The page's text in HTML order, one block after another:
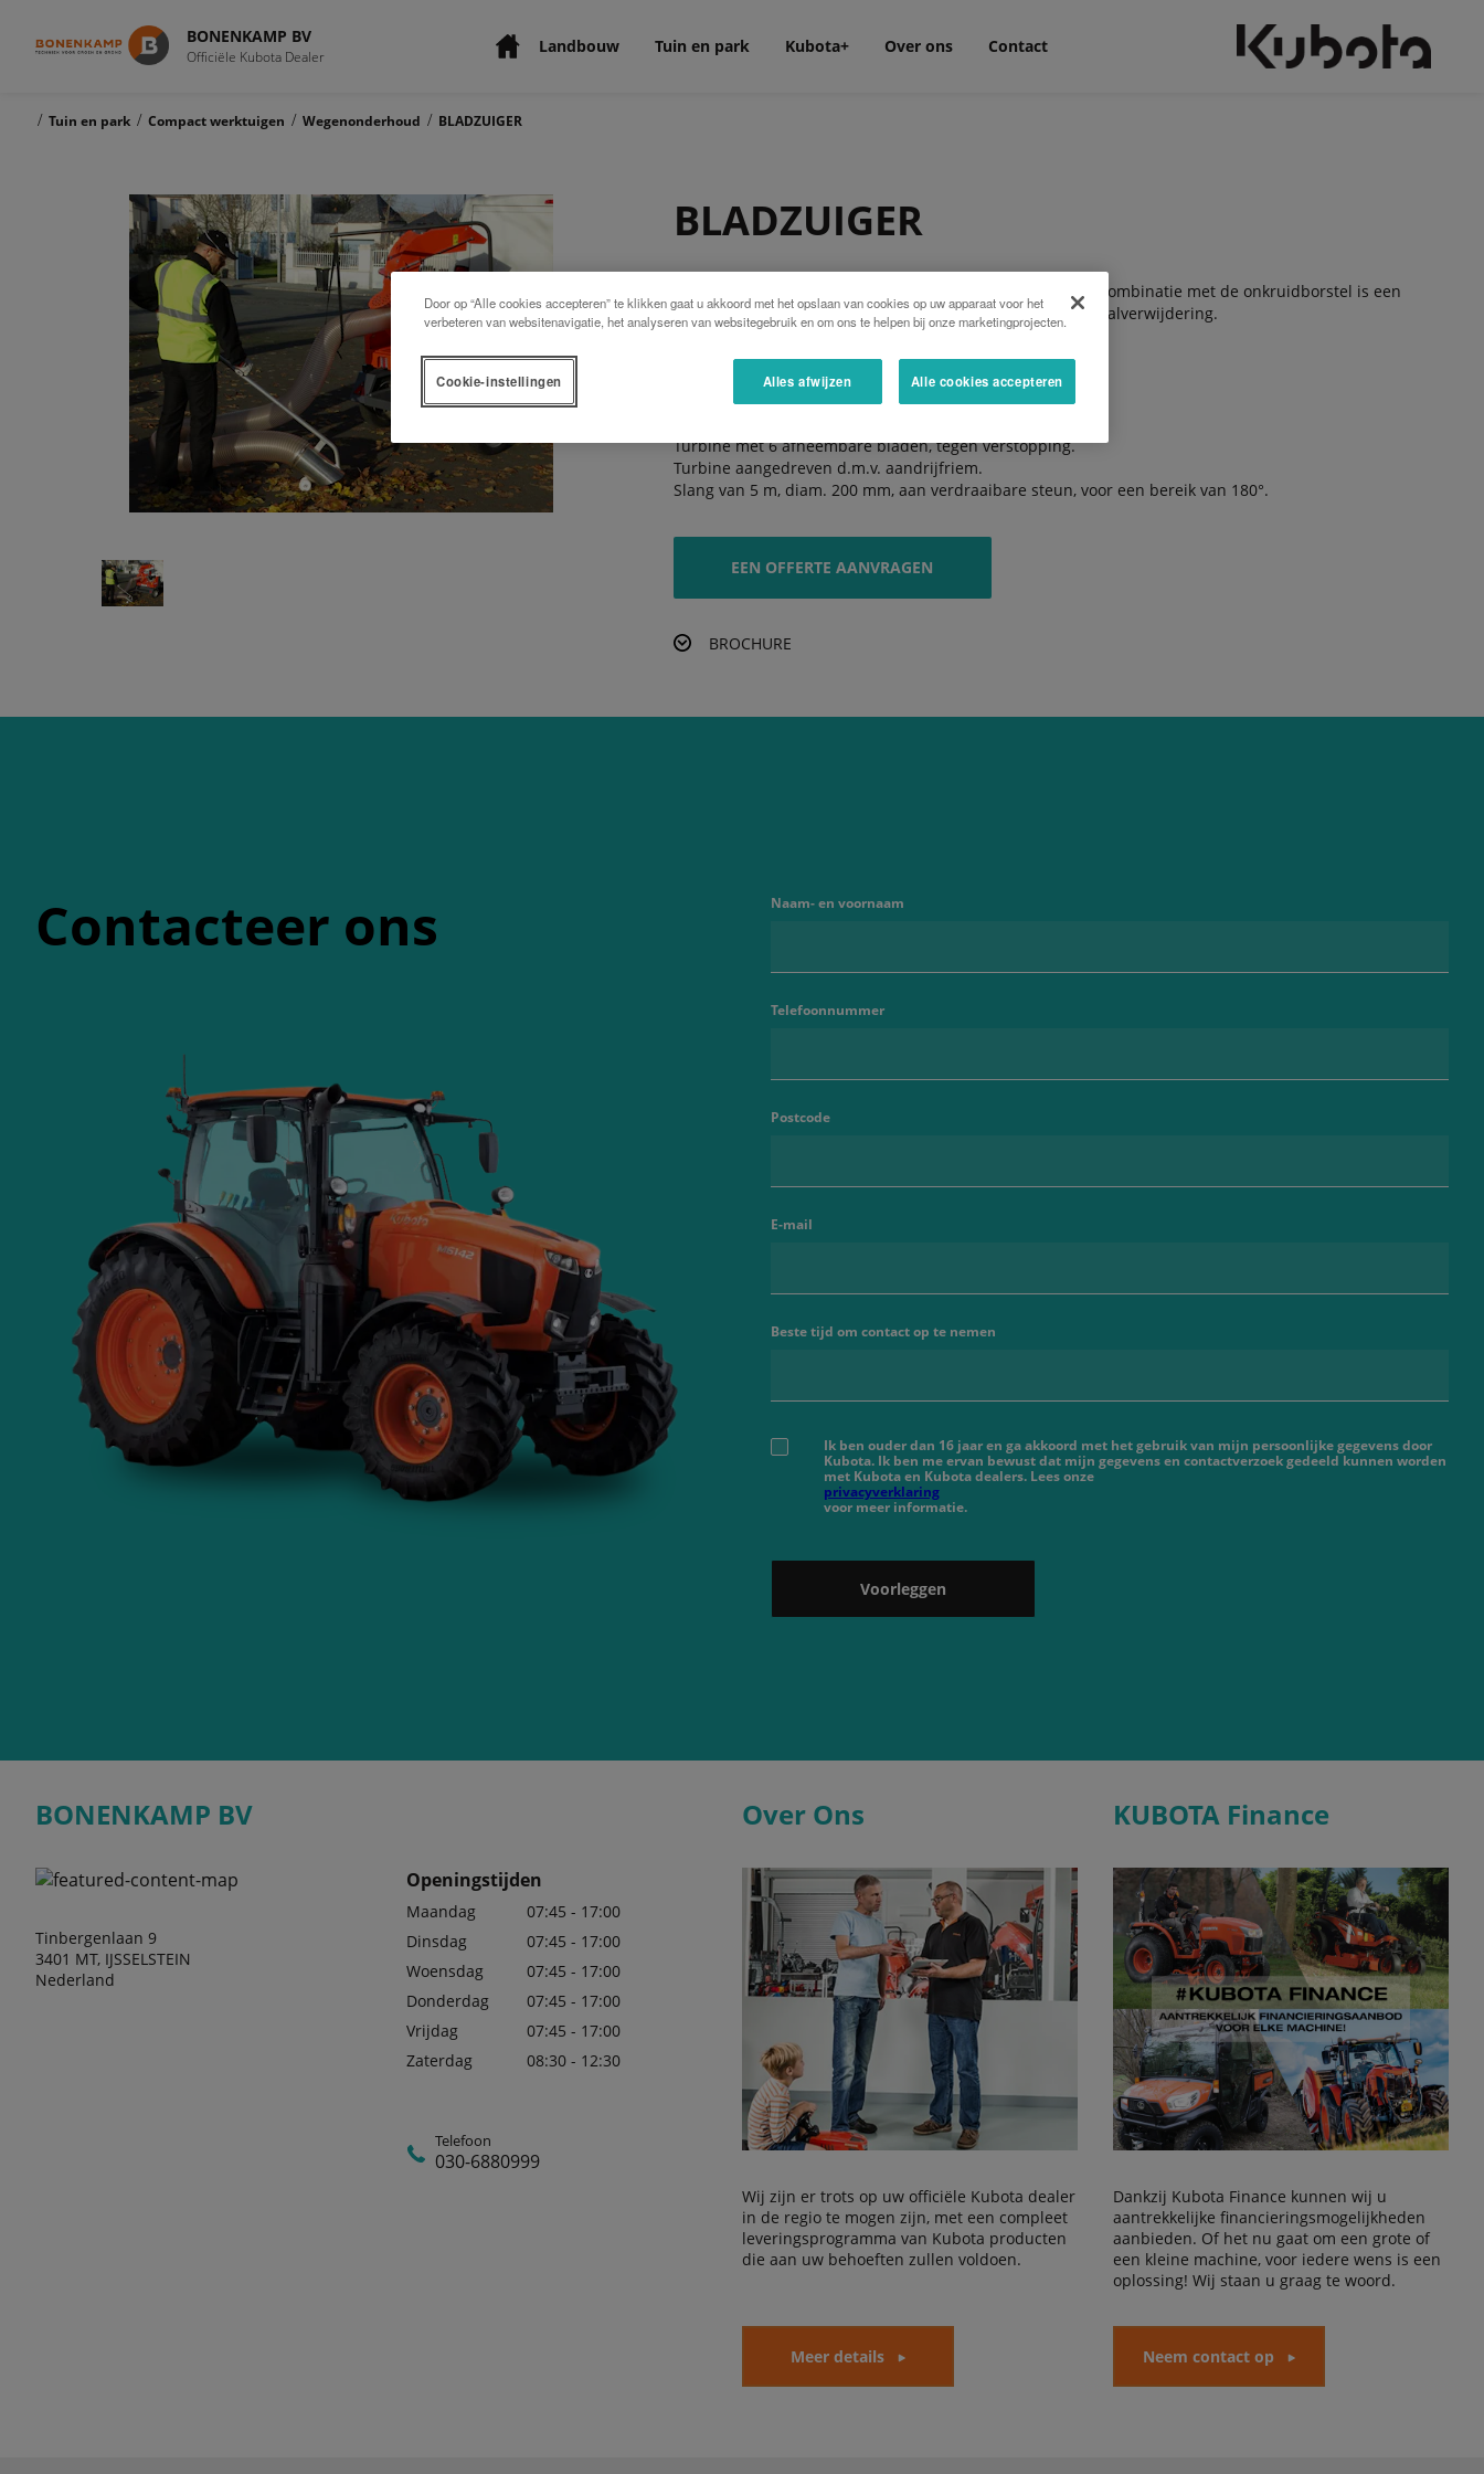
BONENKAMP BV
Officiële Kubota Dealer Landbouw Tuin en park Kubota+ Over ons Contact
/ Tuin en park / Compact werktuigen / Wegenonderhoud / BLADZUIGER
BLADZUIGER
Gemechaniseerd opzuigen van afval op het wegennet. In combinatie met de onkruidborstel is een
beurt voldoende, met 2 medewerkers, voor onkruid- en afvalverwijdering.
Eenvoudig te verplaatsen met heftruck.
Bevestiging op achterschot.
Hydraulisch onderstel voor de-/montage.
Elektrisch starten.
Turbine met 6 afneembare bladen, tegen verstopping.
Turbine aangedreven d.m.v. aandrijfriem.
Slang van 5 m, diam. 200 mm, aan verdraaibare steun, voor een bereik van 180°.
EEN OFFERTE AANVRAGEN
BROCHURE
Contacteer ons Naam- en voornaam
Telefoonnummer
Postcode
E-mail
Beste tijd om contact op te nemen
Ik ben ouder dan 16 jaar en ga akkoord met het gebruik van mijn persoonlijke gegevens door
Kubota. Ik ben me ervan bewust dat mijn gegevens en contactverzoek gedeeld kunnen worden
met Kubota en Kubota dealers. Lees onze
privacyverklaring
voor meer informatie.
Voorleggen
BONENKAMP BV
Tinbergenlaan 9
3401 MT, IJSSELSTEIN
Nederland
Openingstijden
Maandag
07:45 - 17:00
Dinsdag
07:45 - 17:00
Woensdag
07:45 - 17:00
Donderdag
07:45 - 17:00
Vrijdag
07:45 - 17:00
Zaterdag
08:30 - 12:30
Telefoon
030-6880999
Over Ons
Wij zijn er trots op uw officiële Kubota dealer
in de regio te mogen zijn, met een compleet
leveringsprogramma van Kubota producten
die aan uw behoeften zullen voldoen.
Meer details
KUBOTA Finance
Dankzij Kubota Finance kunnen wij u
aantrekkelijke financieringsmogelijkheden
aanbieden. Of het nu gaat om een grote of
een kleine machine, voor iedere wens is een
oplossing! Wij staan u graag te woord.
Neem contact op
Door op “Alle cookies accepteren” te klikken gaat u akkoord met het opslaan van cookies op uw apparaat voor het
verbeteren van websitenavigatie, het analyseren van websitegebruik en om ons te helpen bij onze marketingprojecten.
Alles afwijzen Alle cookies accepteren
Cookie-instellingen